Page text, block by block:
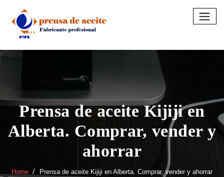
content
Prensa de aceite Kijiji en
Alberta. Comprar, vender y
ahorrar
Home Prensa de aceite Kijiji en Alberta. Comprar, vender y ahorrar